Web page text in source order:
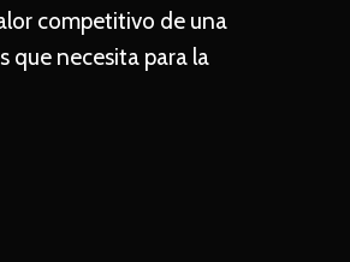
competitivo de una
que necesita para la